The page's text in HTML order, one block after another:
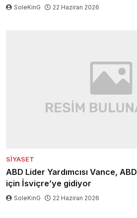
SoleKinG 22 Haziran 2026
SIYASET
ABD Lider Yardımcısı Vance,
için İsviçre’ye gidiyor
SoleKinG 22 Haziran 2026